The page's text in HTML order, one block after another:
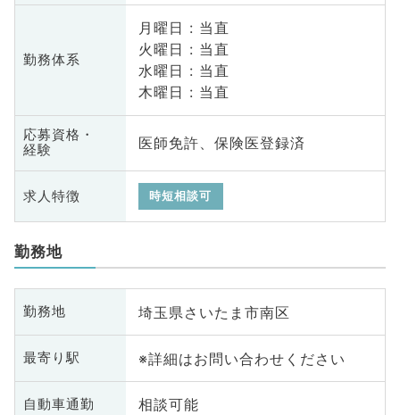
勤務体系
月曜日 : 当直
火曜日 : 当直
水曜日 : 当直
木曜日 : 当直
応募資格・
経験
医師免許、保険医登録済
求人特徴 時短相談可
勤務地
勤務地 埼玉県さいたま市南区
最寄り駅 ※詳細はお問い合わせください
自動車通勤 相談可能